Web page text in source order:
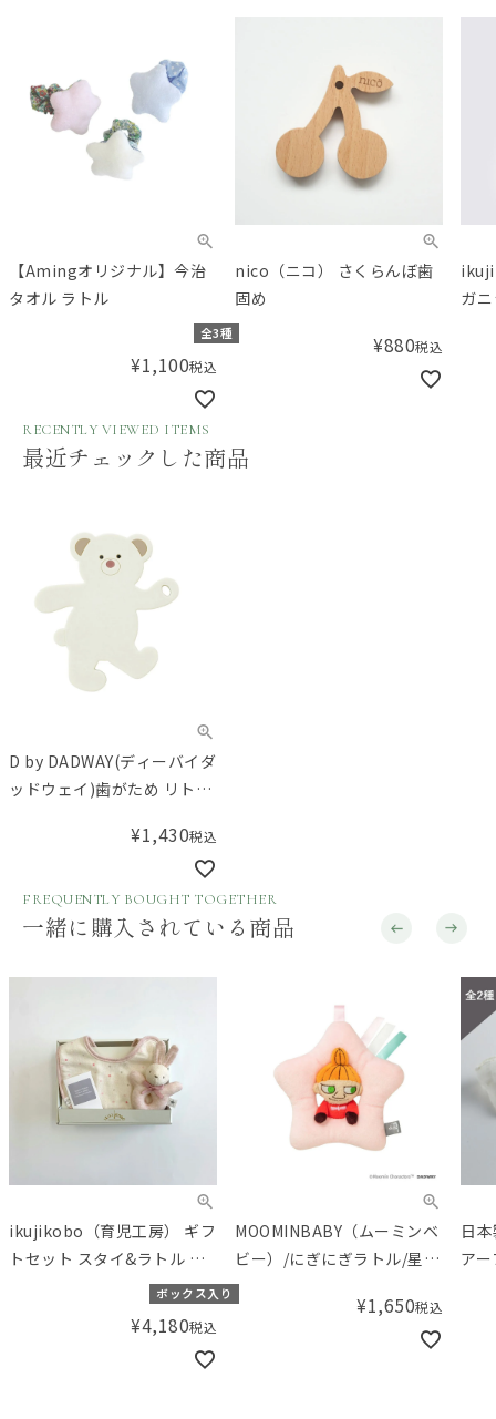
【Amingオリジナル】今治
タオル ラトル
全3種
¥1,100税込
nico（ニコ） さくらんぼ歯
固め
¥880税込
ガ
RECENTLY VIEWED ITEMS
最近チェックした商品
D by DADWAY(ディーバイダ
ッドウェイ)歯がため リトル
¥1,430税込
FREQUENTLY BOUGHT TOGETHER
一緒に購入されている商品
ikujikobo（育児工房） ギフ
トセット スタイ&ラトル 金
ボックス入り
¥4,180税込
MOOMINBABY（ムーミンベ
ビー）/にぎにぎラトル/星と
リトルミイ
¥1,650税込
日
ア